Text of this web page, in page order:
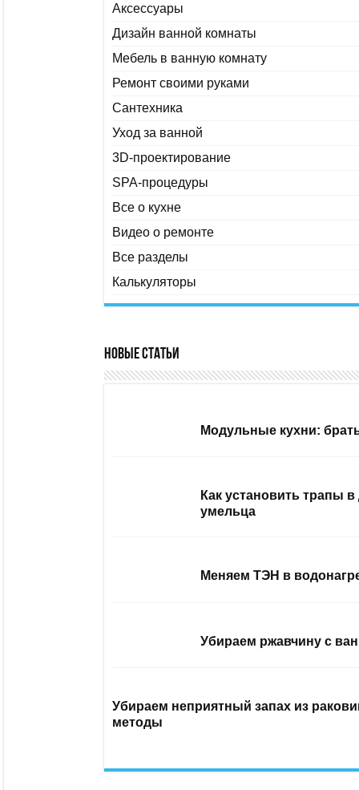
Аксессуары
Дизайн ванной комнаты
Мебель в ванную комнату
Ремонт своими руками
Сантехника
Уход за ванной
3D-проектирование
SPA-процедуры
Все о кухне
Видео о ремонте
Все разделы
Калькуляторы
Новые статьи
Модульные кухни:
Как установить трапы
умельца
Меняем ТЭН в
Убираем ржавчину с
Убираем неприятный запах из
методы